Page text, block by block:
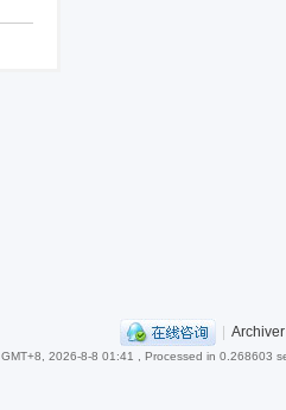
| Archiver
GMT+8, 2026-8-8 01:41 , Processed in 0.268603